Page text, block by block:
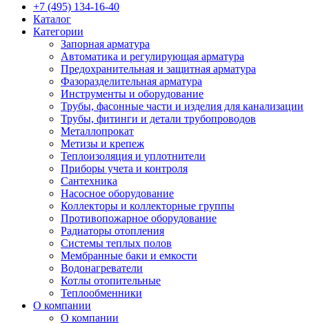
+7 (495) 134-16-40
Каталог
Категории
Запорная арматура
Автоматика и регулирующая арматура
Предохранительная и защитная арматура
Фазоразделительная арматура
Инструменты и оборудование
Трубы, фасонные части и изделия для канализации
Трубы, фитинги и детали трубопроводов
Металлопрокат
Метизы и крепеж
Теплоизоляция и уплотнители
Приборы учета и контроля
Сантехника
Насосное оборудование
Коллекторы и коллекторные группы
Противопожарное оборудование
Радиаторы отопления
Системы теплых полов
Мембранные баки и емкости
Водонагреватели
Котлы отопительные
Теплообменники
О компании
О компании